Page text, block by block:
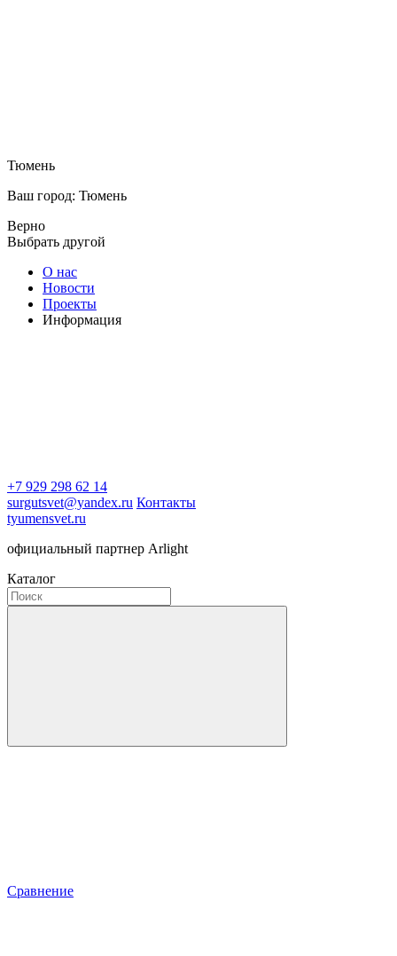
Тюмень
Ваш город: Тюмень
Верно
Выбрать другой
О нас
Новости
Проекты
Информация
+7 929 298 62 14
surgutsvet@yandex.ru Контакты
tyumensvet.ru
официальный партнер Arlight
Каталог
Сравнение